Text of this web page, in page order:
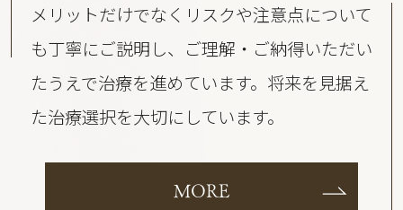
メリットだけでなくリスクや注意点について
も丁寧にご説明し、ご理解・ご納得いただい
たうえで治療を進めています。将来を見据え
た治療選択を大切にしています。
MORE